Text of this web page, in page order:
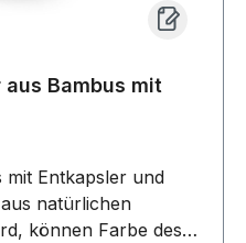
aus Bambus mit
mit Entkapsler und
natürlichen
können Farbe des